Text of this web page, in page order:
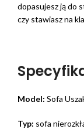
dopasujesz ją do
czy stawiasz na
Model: Sofa
Typ: sofa